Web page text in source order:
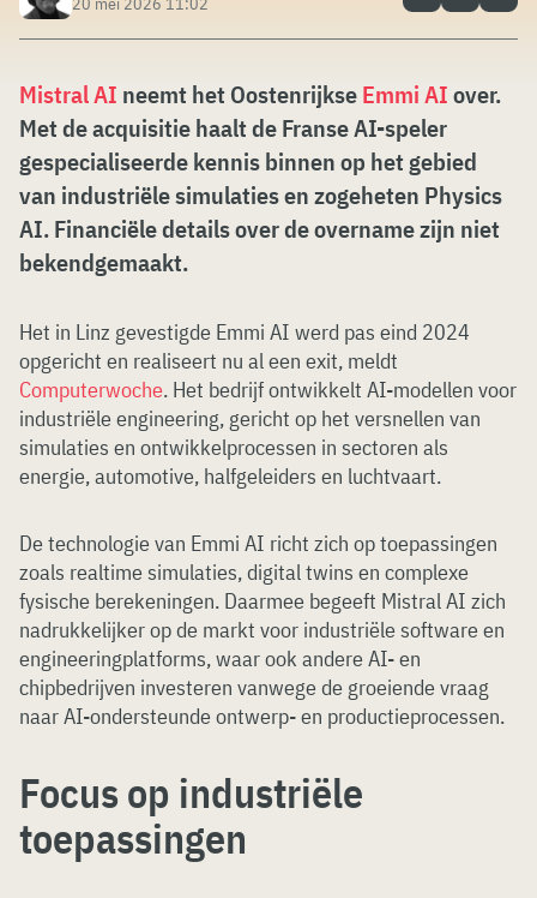
Mistral AI neemt het OostenrijkseEmmi AIover.
Met de acquisitie haalt de Franse AI-speler
gespecialiseerde kennis binnen op het gebied
van industriële simulaties en zogeheten Physics
AI. Financiële details over de overname zijn niet
bekendgemaakt.
Het in Linz gevestigde Emmi AI werd pas eind 2024
opgericht en realiseert nu al een exit, meldt
Computerwoche. Het bedrijf ontwikkelt AI-modellen voor
industriële engineering, gericht op het versnellen van
simulaties en ontwikkelprocessen in sectoren als
energie, automotive, halfgeleiders en luchtvaart.
De technologie van Emmi AI richt zich op toepassingen
zoals realtime simulaties, digital twins en complexe
fysische berekeningen. Daarmee begeeft Mistral AI zich
nadrukkelijker op de markt voor industriële software en
engineeringplatforms, waar ook andere AI- en
chipbedrijven investeren vanwege de groeiende vraag
naar AI-ondersteunde ontwerp- en productieprocessen.
Focus op industriële
toepassingen